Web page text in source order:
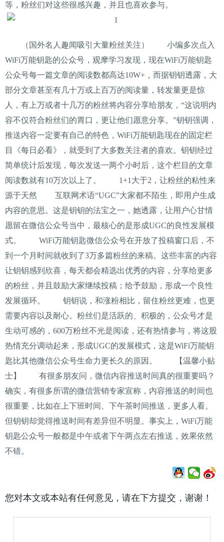
等，粉丝们对这些很感兴趣，并且也喜欢参与。
（国外名人趣闻吸引大量粉丝关注） 小编多次点入
WiFi万能钥匙的公众号，观摩学习发现，现在WiFi万能钥匙
公众号每一篇文章的阅读数都高达10W+，而据钥钥透露，大
部分文章甚至有几十万或上百万的阅读量，转发量更是惊
人，有上万或者十几万的粉丝将内容分享给朋友，“这说明内
容不仅符合粉丝们的胃口，更让他们愿意分享。”钥钥强调，
推送内容一定要有自己的特色，WiFi万能钥匙现在的固定栏
目《每日必看》，就受到了大多数关注者的喜欢。钥钥经过
简单统计后发现，每次发送一两个小时后，这个栏目的文章
阅读数就有10万次以上了。 1+1大于2，让粉丝的粘性来
源于天然 互联网术语“UGC”大家都不陌生，即用户生成
内容的意思。这是钥钥的法宝之一，她透露，让用户心甘情
愿留在微信公众号当中，最核心的是形成UGC的良性发展模
式。 WiFi万能钥匙微信公众号在开放了投稿窗口后，不
到一个月时间就收到了3万多篇粉丝的来稿。这些丰富的内容
让钥钥感到欣喜，每天都会精选出优秀的内容，分享给更多
的粉丝，并且鼓励大家继续投稿；给予鼓励，形成一个良性
发展循环。 钥钥说，和涨粉相比，留住粉丝更难，也更
需要内容以及耐心。粉丝们是活跃的、积极的，公众号才是
生动可感的，600万粉丝不光是阅读，还有热情参与，将这股
热情充分调动起来，形成UGC的发展模式，这是WiFi万能钥
匙比其他微信公众号生命力更长久的原因。 【温馨小贴
士】 有很多朋友问，微信内容推送时间真的很重要吗？
确实，有很多所谓的微信营销专家宣称，内容推送的时间也
很重要，比如在上下班时间、下午茶时间推送，更多人看。
但钥钥却觉得推送时间有差异但不明显。事实上，WiFi万能
钥匙公众号一般都是中午或者下午两点左右推送，效果依然
不错。
您对本文或本站有任何意见，请在下方提交，谢谢！